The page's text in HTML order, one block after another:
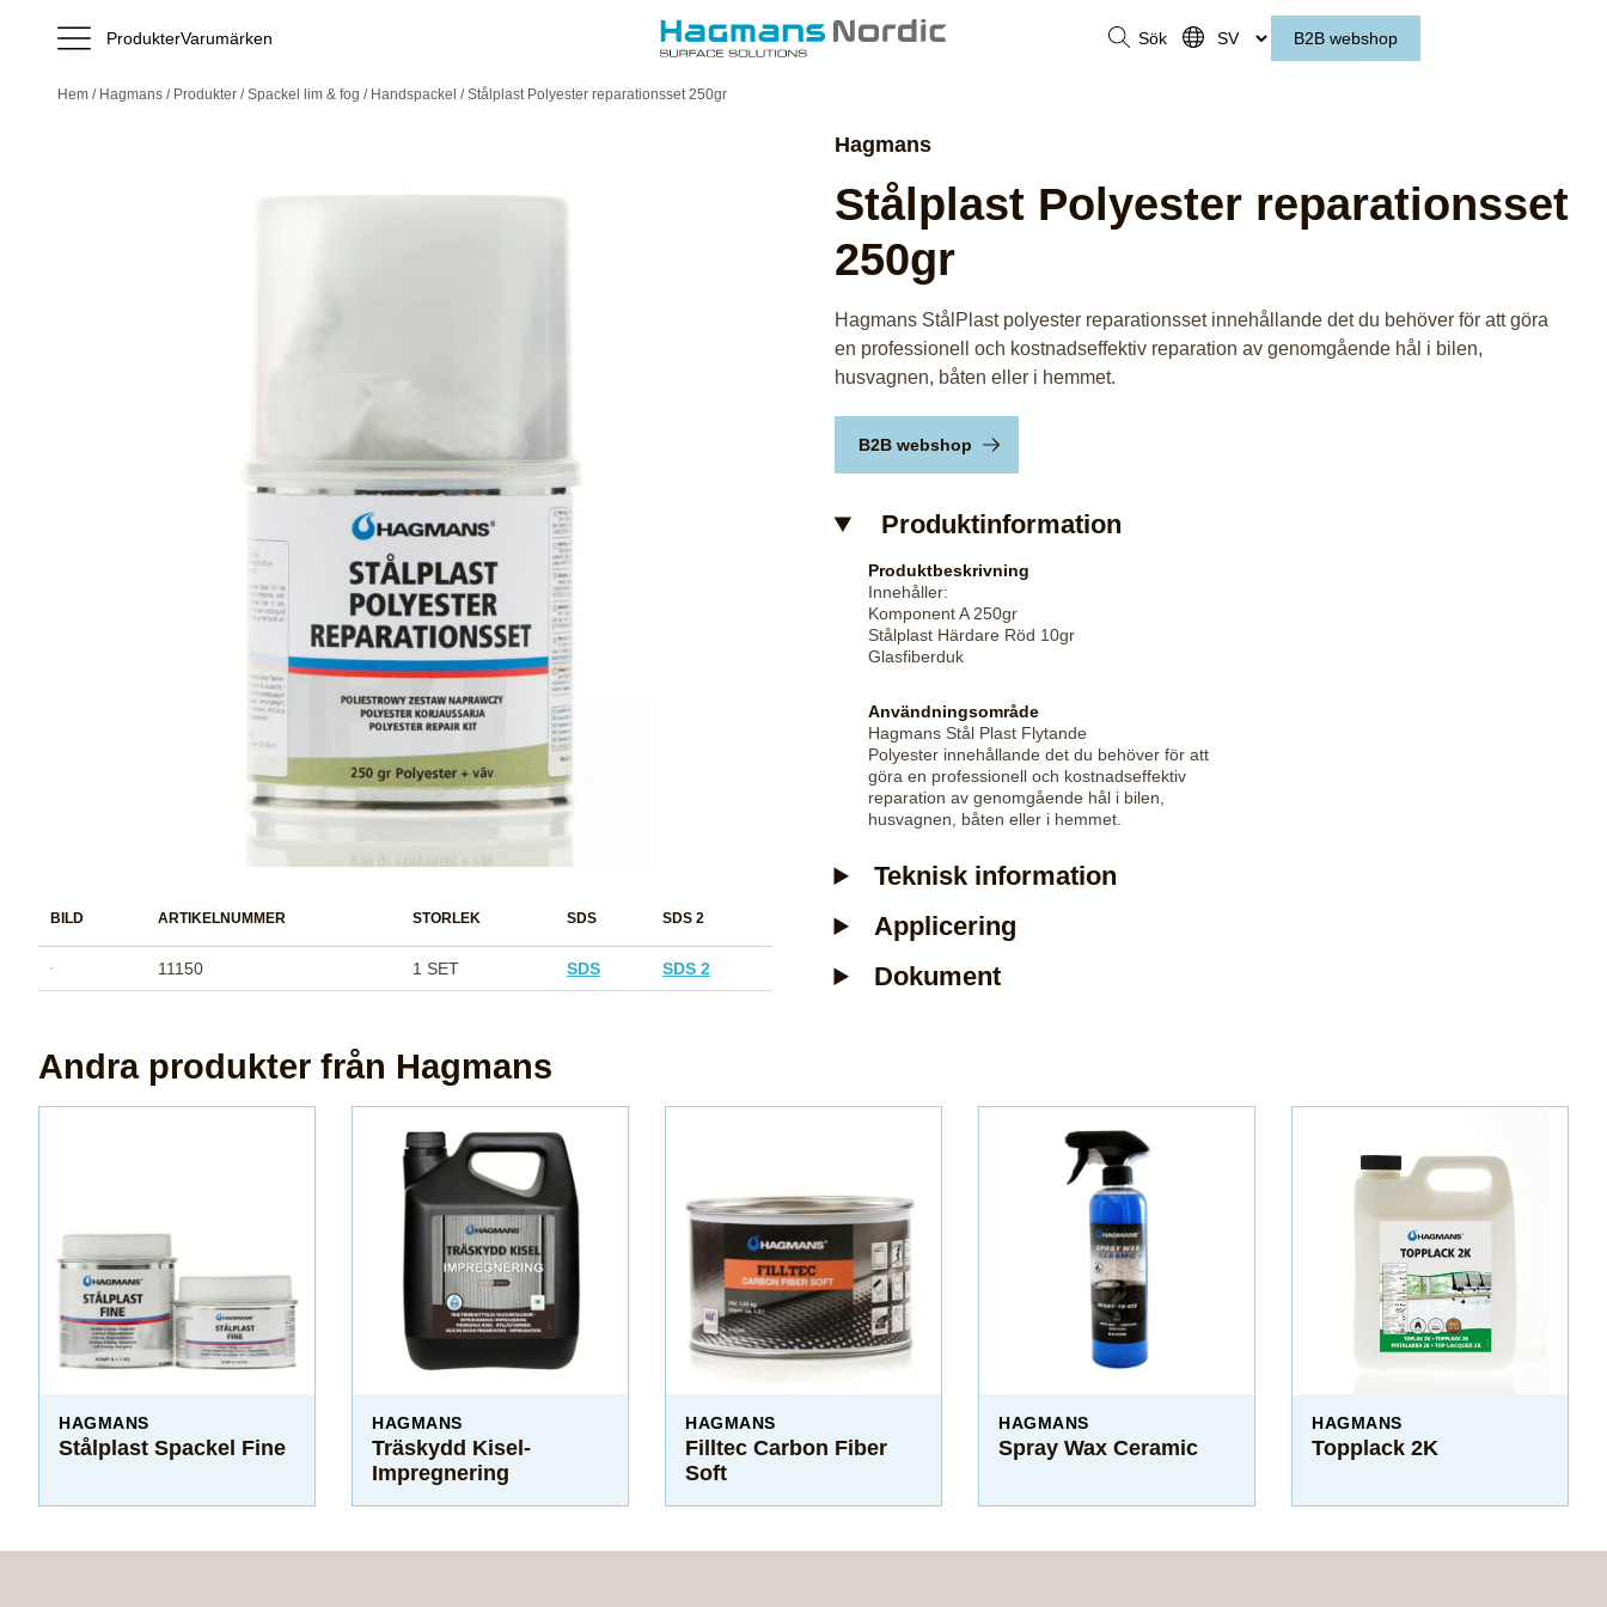
ProdukterVarumärken Sök B2B webshop
Hem / Hagmans / Produkter /Spackel lim & fog / Handspackel / Stålplast Polyester reparationsset 250gr
BILD ARTIKELNUMMER STORLEK SDS SDS 2
11150 1 SET SDS SDS 2
Hagmans
Stålplast Polyester reparationsset
250gr
Hagmans StålPlast polyester reparationsset innehållande det du behöver för att göra
en professionell och kostnadseffektiv reparation av genomgående hål i bilen,
husvagnen, båten eller i hemmet.
B2B webshop
Produktinformation
Produktbeskrivning
Innehåller:
Komponent A 250gr
Stålplast Härdare Röd 10gr
Glasfiberduk
Användningsområde
Hagmans Stål Plast Flytande
Polyester innehållande det du behöver för att
göra en professionell och kostnadseffektiv
reparation av genomgående hål i bilen,
husvagnen, båten eller i hemmet.
Teknisk information
Applicering
Dokument
Andra produkter från Hagmans
HAGMANS
Stålplast Spackel Fine
HAGMANS
Träskydd Kisel-
Impregnering
HAGMANS
Filltec Carbon Fiber
Soft
HAGMANS
Spray Wax Ceramic
HAGMANS
Topplack 2K